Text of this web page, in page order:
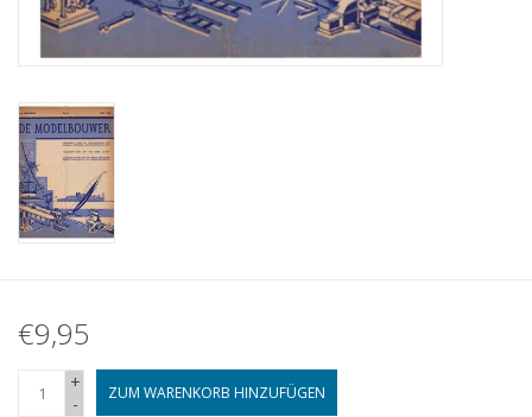
€9,95
+
-
ZUM WARENKORB HINZUFÜGEN